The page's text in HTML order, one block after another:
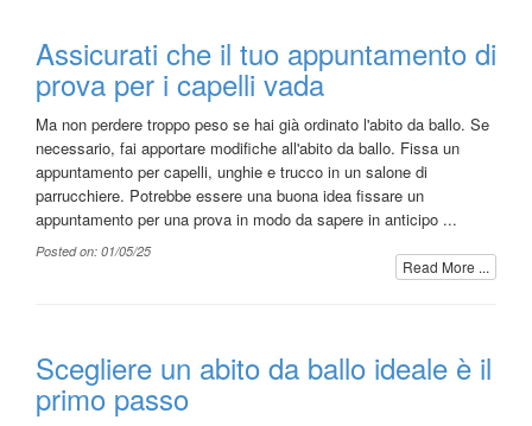
Assicurati che il tuo appuntamento di
prova per i capelli vada
Ma non perdere troppo peso se hai già ordinato l'abito da ballo. Se
necessario, fai apportare modifiche all'abito da ballo. Fissa un
appuntamento per capelli, unghie e trucco in un salone di
parrucchiere. Potrebbe essere una buona idea fissare un
appuntamento per una prova in modo da sapere in anticipo ...
Read More ...
Posted on: 01/05/25
Scegliere un abito da ballo ideale è il
primo passo